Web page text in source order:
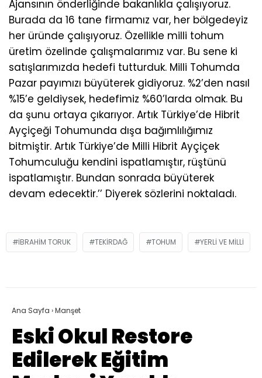
Ajansının önderliğinde bakanlıkla çalışıyoruz.
Burada da 16 tane firmamız var, her bölgedeyiz
her üründe çalışıyoruz. Özellikle milli tohum
üretim özelinde çalışmalarımız var. Bu sene ki
satışlarımızda hedefi tutturduk. Milli Tohumda
Pazar payımızı büyüterek gidiyoruz. %2’den nasıl
%15’e geldiysek, hedefimiz %60’larda olmak. Bu
da şunu ortaya çıkarıyor. Artık Türkiye’de Hibrit
Ayçiçeği Tohumunda dışa bağımlılığımız
bitmiştir. Artık Türkiye’de Milli Hibrit Ayçiçek
Tohumculuğu kendini ispatlamıştır, rüştünü
ispatlamıştır. Bundan sonrada büyüterek
devam edecektir.’’ Diyerek sözlerini noktaladı.
IBRAHIM TORUK TEKIRDAĞ TOHUM YERLI VE MILLI
Ana Sayfa ›Manşet
Eski Okul Restore
Edilerek Eğitim